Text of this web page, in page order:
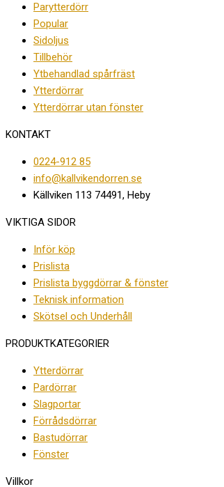
Parytterdörr
Popular
Sidoljus
Tillbehör
Ytbehandlad spårfräst
Ytterdörrar
Ytterdörrar utan fönster
KONTAKT
0224-912 85
info@kallvikendorren.se
Källviken 113 74491, Heby
VIKTIGA SIDOR
Inför köp
Prislista
Prislista byggdörrar & fönster
Teknisk information
Skötsel och Underhåll
PRODUKTKATEGORIER
Ytterdörrar
Pardörrar
Slagportar
Förrådsdörrar
Bastudörrar
Fönster
Villkor